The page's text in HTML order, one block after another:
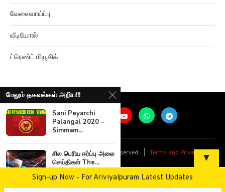
வேலைவாய்ப்பு
வீடியோஸ்
ட்ரெண்ட் மியூசிக்
@2026Ariviyalpuram. All rights reserved. | Terms and Privacy
மேலும் தகவல்கள் அறிய!!!
Sani Peyarchi
Palangal 2020 –
Simmam...
சில பெரிய ஈர்ப்பு அலை
செய்திகள் The...
▼
Sign-up Now - For Ariviyalpuram Latest Updates